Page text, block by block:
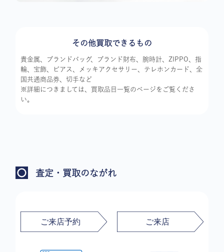
その他買取できるもの
貴金属、ブランドバッグ、ブランド財布、腕時計、ZIPPO、指
輪、宝飾、ピアス、メッキアクセサリー、テレホンカード、全
国共通商品券、切手など
※詳細につきましては、買取品目一覧のページをご覧くださ
い。
査定・買取のながれ